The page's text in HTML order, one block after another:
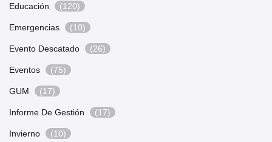
Educación (120)
Emergencias (10)
Evento Descatado (26)
Eventos (75)
GUM (17)
Informe De Gestión (17)
Invierno (10)